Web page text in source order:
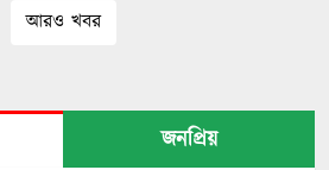
আরও খবর
জনপ্রিয়